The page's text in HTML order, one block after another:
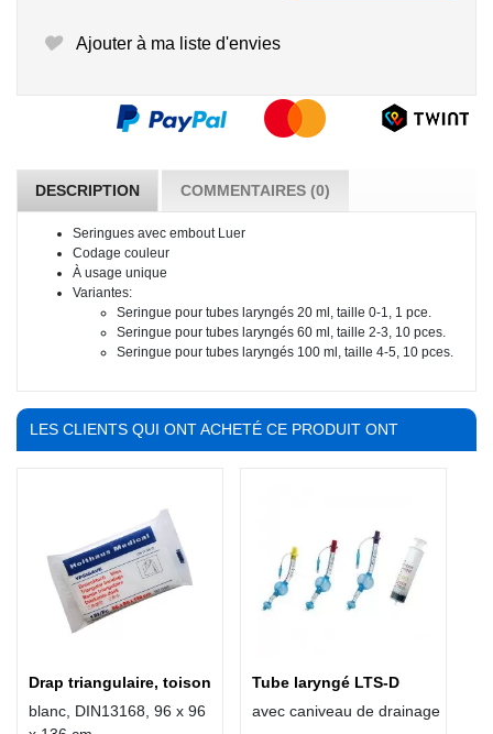
Ajouter à ma liste d'envies
DESCRIPTION COMMENTAIRES (0)
Seringues avec embout Luer
Codage couleur
À usage unique
Variantes:
Seringue pour tubes laryngés 20 ml, taille 0-1, 1 pce.
Seringue pour tubes laryngés 60 ml, taille 2-3, 10 pces.
Seringue pour tubes laryngés 100 ml, taille 4-5, 10 pces.
LES CLIENTS QUI ONT ACHETÉ CE PRODUIT ONT
Drap triangulaire, toison
blanc, DIN13168, 96 x 96
Tube laryngé LTS-D
avec caniveau de drainage